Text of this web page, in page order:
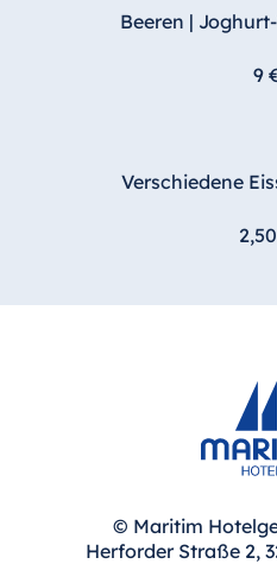
Beeren |
9
Verschiedene
© Maritim
Herforder Straße 2,